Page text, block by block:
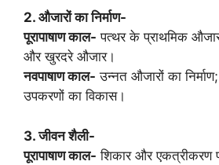
2. औजारों का निर्माण-
पूरापाषाण काल- पत्थर के प्राथमिक
और खुरदरे औजार।
नवपाषाण काल- उन्नत औजारों का
उपकरणों का विकास।
3. जीवन शैली-
पूरापाषाण काल- शिकार और एकत्रीकरण